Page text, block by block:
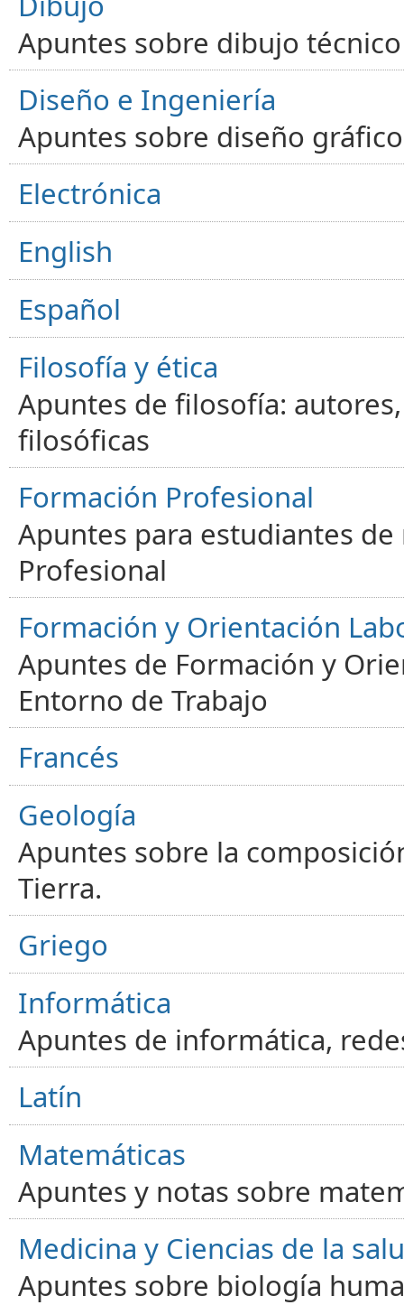
Apuntes sobre dibujo
Diseño e Ingeniería
Apuntes sobre diseño
Electrónica
English
Español
Filosofía y ética
Apuntes de filosofía:
filosóficas
Formación Profesional
Apuntes para estudiantes
Profesional
Formación y Orientación
Apuntes de Formación y
Entorno de Trabajo
Francés
Geología
Apuntes sobre la
Tierra.
Griego
Informática
Apuntes de informática,
Latín
Matemáticas
Apuntes y notas sobre
Medicina y Ciencias de la
Apuntes sobre biología